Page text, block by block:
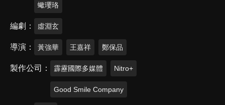
蠍瓔珞
編劇 虛淵玄
導演 黃強華 王嘉祥 鄭保品
製作公司 霹靂國際多媒體 Nitro+
Good Smile Company